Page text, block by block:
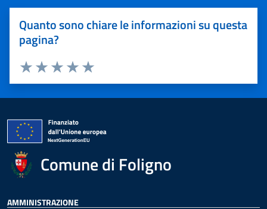
Quanto sono chiare le informazioni su questa
pagina?
Valuta 5 stelle su 5
Valuta 4 stelle su 5
Valuta 3 stelle su 5
Valuta 2 stelle su 5
Valuta 1 stelle su 5
Comune di Foligno
AMMINISTRAZIONE